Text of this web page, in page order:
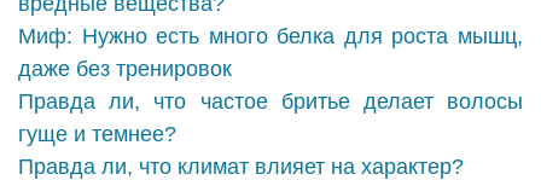
Миф: Нужно есть много белка для роста мышц,
даже без тренировок
Правда ли, что частое бритье делает волосы
гуще и темнее?
Правда ли, что климат влияет на характер?